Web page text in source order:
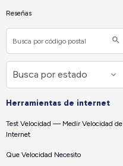
Reseñas
Herramientas de internet
Test Velocidad — Medir Velocidad de
Internet
Que Velocidad Necesito